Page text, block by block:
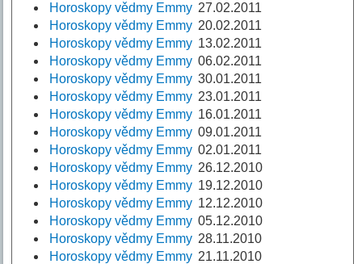
Horoskopy vědmy Emmy 27.02.2011
Horoskopy vědmy Emmy 20.02.2011
Horoskopy vědmy Emmy 13.02.2011
Horoskopy vědmy Emmy 06.02.2011
Horoskopy vědmy Emmy 30.01.2011
Horoskopy vědmy Emmy 23.01.2011
Horoskopy vědmy Emmy 16.01.2011
Horoskopy vědmy Emmy 09.01.2011
Horoskopy vědmy Emmy 02.01.2011
Horoskopy vědmy Emmy 26.12.2010
Horoskopy vědmy Emmy 19.12.2010
Horoskopy vědmy Emmy 12.12.2010
Horoskopy vědmy Emmy 05.12.2010
Horoskopy vědmy Emmy 28.11.2010
Horoskopy vědmy Emmy 21.11.2010